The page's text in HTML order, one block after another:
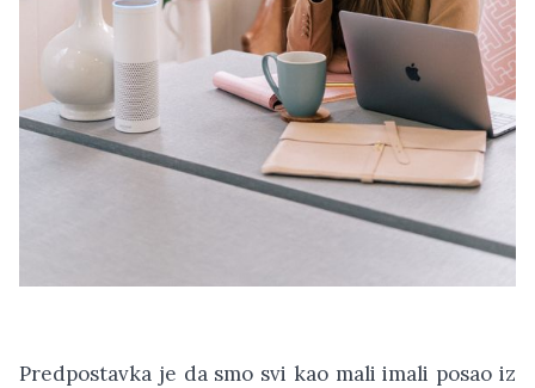
Predpostavka je da smo svi kao mali imali posao iz